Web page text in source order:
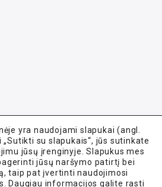
yra naudojami slapukai (angl.
su slapukais“, jūs sutinkate
jūsų įrenginyje. Slapukus mes
jūsų naršymo patirtį bei
taip pat įvertinti naudojimosi
Daugiau informacijos galite rasti